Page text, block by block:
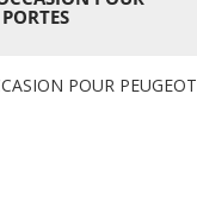
POUR PEUGEOT